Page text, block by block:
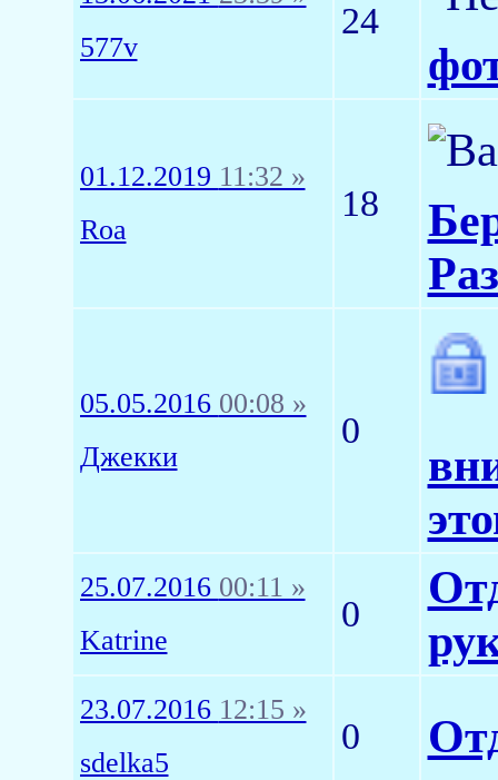
577v
24
01.12.2019 11:32 »
Roa
18
05.05.2016 00:08 »
Джекки
0
25.07.2016 00:11 »
Katrine
0
23.07.2016 12:15 »
sdelka5
0